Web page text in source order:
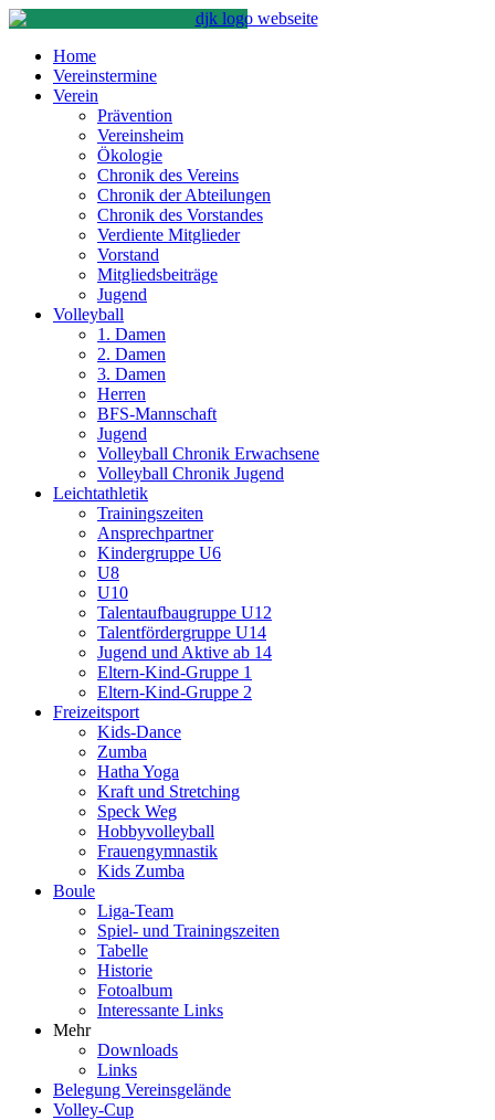
Home
Vereinstermine
Verein
Prävention
Vereinsheim
Ökologie
Chronik des Vereins
Chronik der Abteilungen
Chronik des Vorstandes
Verdiente Mitglieder
Vorstand
Mitgliedsbeiträge
Jugend
Volleyball
1. Damen
2. Damen
3. Damen
Herren
BFS-Mannschaft
Jugend
Volleyball Chronik Erwachsene
Volleyball Chronik Jugend
Leichtathletik
Trainingszeiten
Ansprechpartner
Kindergruppe U6
U8
U10
Talentaufbaugruppe U12
Talentfördergruppe U14
Jugend und Aktive ab 14
Eltern-Kind-Gruppe 1
Eltern-Kind-Gruppe 2
Freizeitsport
Kids-Dance
Zumba
Hatha Yoga
Kraft und Stretching
Speck Weg
Hobbyvolleyball
Frauengymnastik
Kids Zumba
Boule
Liga-Team
Spiel- und Trainingszeiten
Tabelle
Historie
Fotoalbum
Interessante Links
Mehr
Downloads
Links
Belegung Vereinsgelände
Volley-Cup